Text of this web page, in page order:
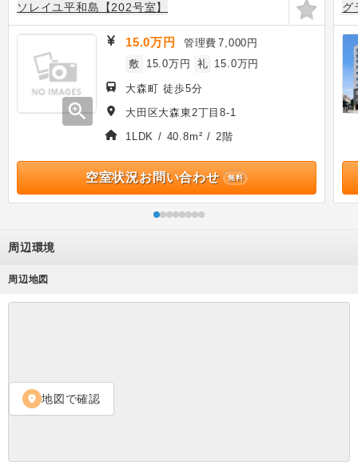
ソレイユ平和島【202号室】
zoom_in
15.0万円 管理費 7,000円
敷
15.0万円 礼 15.0万円
大森町 徒歩5分
大田区大森東2丁目8-1
1LDK / 40.8m² / 2階
空室状況お問い合わせ 無料
グ
周辺環境
周辺地図
location_on 地図で確認